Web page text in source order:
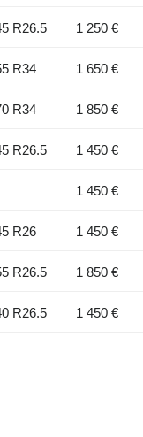
R26.5 1 250 €
R34 1 650 €
R34 1 850 €
R26.5 1 450 €
1 450 €
R26 1 450 €
R26.5 1 850 €
R26.5 1 450 €